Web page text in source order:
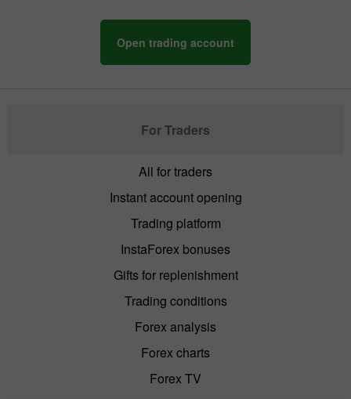
Open trading account
For Traders
All for traders
Instant account opening
Trading platform
InstaForex bonuses
Gifts for replenishment
Trading conditions
Forex analysis
Forex charts
Forex TV